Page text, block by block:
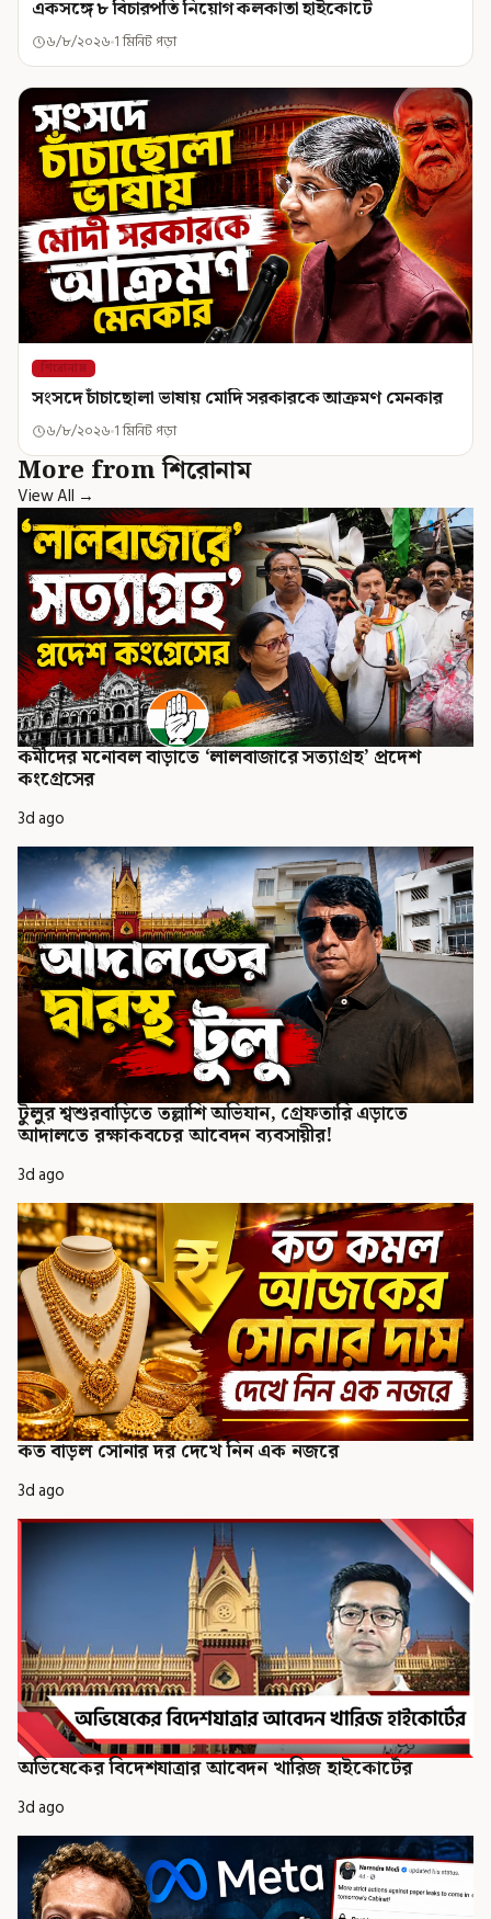
একসঙ্গে ৮ বিচারপতি নিয়োগ কলকাতা হাইকোর্টে
৬/৮/২০২৬ 1 মিনিট পড়া
শিরোনাম
সংসদে চাঁচাছোলা ভাষায় মোদি সরকারকে আক্রমণ মেনকার
৬/৮/২০২৬ 1 মিনিট পড়া
More from শিরোনাম
View All →
কর্মীদের মনোবল বাড়াতে ‘লালবাজারে সত্যাগ্রহ’ প্রদেশ
কংগ্রেসের
3d ago
টুলুর শ্বশুরবাড়িতে তল্লাশি অভিযান, গ্রেফতারি এড়াতে
আদালতে রক্ষাকবচের আবেদন ব্যবসায়ীর!
3d ago
কত বাড়ল সোনার দর দেখে নিন এক নজরে
3d ago
অভিষেকের বিদেশযাত্রার আবেদন খারিজ হাইকোর্টের
3d ago